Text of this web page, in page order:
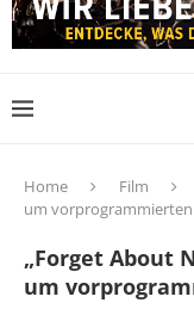
Home Film
um vorprogrammierten
„Forget About
um